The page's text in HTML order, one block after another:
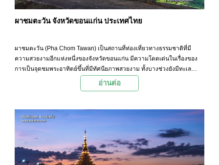
ผาชมตะวัน จังหวัดขอนแก่น ประเทศไทย
ผาชมตะวัน (Pha Chom Tawan) เป็นสถานที่ท่องเที่ยวทางธรรมชาติที่มี
ความสวยงามอีกแห่งหนึ่งของจังหวัดขอนแก่น มีความโดดเด่นในเรื่องของ
การเป็นจุดชมพระอาทิตย์ขึ้นที่มีทัศนียภาพสวยงาม ทั้งบางช่วงยังมีทะเล
หมอกที่น่าตื่นตาตื่นใจให้ได้ชมด้วยอ่านต่อ